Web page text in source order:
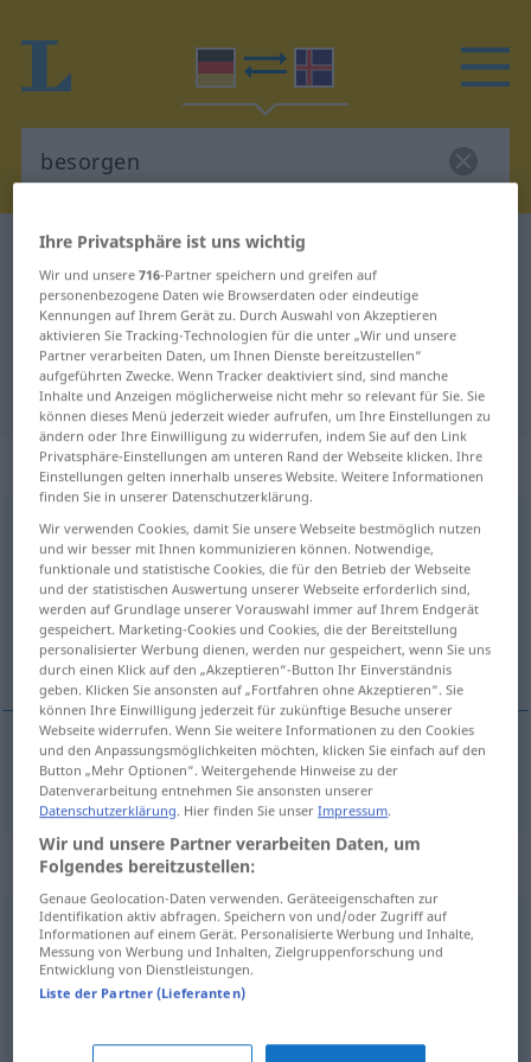
Deutsch-Isländisch Wörterbuch
Deutsch-Isländisch Übersetzung
für "besorgen"
"besorgen" Isländisch Übersetzung
„besorgen“
besorgen
Übersicht aller Übersetzungen
(Für mehr Details die Übersetzung anklicken/antippen)
annast, sjá um
annast,sjáum besorgen
Synonyme für "besorgen"
holen
versorgen,geben,verschaffen
Ihre Privatsphäre ist uns wichtig
Wir und unsere716-Partner speichern und greifen auf
personenbezogene Daten wie Browserdaten oder eindeutige
Kennungen auf Ihrem Gerät zu. Durch Auswahl von Akzeptieren
aktivieren Sie Tracking-Technologien für die unter „Wir und unsere
Partner verarbeiten Daten, um Ihnen Dienste bereitzustellen“
aufgeführten Zwecke. Wenn Tracker deaktiviert sind, sind manche
Inhalte und Anzeigen möglicherweise nicht mehr so relevant für Sie. Sie
können dieses Menü jederzeit wieder aufrufen, um Ihre Einstellungen zu
ändern oder Ihre Einwilligung zu widerrufen, indem Sie auf den Link
Privatsphäre-Einstellungen am unteren Rand der Webseite klicken. Ihre
Einstellungen gelten innerhalb unseres Website. Weitere Informationen
finden Sie in unserer Datenschutzerklärung.
Wir verwenden Cookies, damit Sie unsere Webseite bestmöglich nutzen
und wir besser mit Ihnen kommunizieren können. Notwendige,
funktionale und statistische Cookies, die für den Betrieb der Webseite
und der statistischen Auswertung unserer Webseite erforderlich sind,
werden auf Grundlage unserer Vorauswahl immer auf Ihrem Endgerät
gespeichert. Marketing-Cookies und Cookies, die der Bereitstellung
personalisierter Werbung dienen, werden nur gespeichert, wenn Sie uns
durch einen Klick auf den „Akzeptieren“-Button Ihr Einverständnis
geben. Klicken Sie ansonsten auf „Fortfahren ohne Akzeptieren“. Sie
können Ihre Einwilligung jederzeit für zukünftige Besuche unserer
Webseite widerrufen. Wenn Sie weitere Informationen zu den Cookies
und den Anpassungsmöglichkeiten möchten, klicken Sie einfach auf den
Button „Mehr Optionen“. Weitergehende Hinweise zu der
Datenverarbeitung entnehmen Sie ansonsten unserer
Datenschutzerklärung. Hier finden Sie unserImpressum.
Wir und unsere Partner verarbeiten Daten, um
Folgendes bereitzustellen:
Genaue Geolocation-Daten verwenden. Geräteeigenschaften zur
Identifikation aktiv abfragen. Speichern von und/oder Zugriff auf
Informationen auf einem Gerät. Personalisierte Werbung und Inhalte,
Messung von Werbung und Inhalten, Zielgruppenforschung und
Entwicklung von Dienstleistungen.
Liste der Partner (Lieferanten)